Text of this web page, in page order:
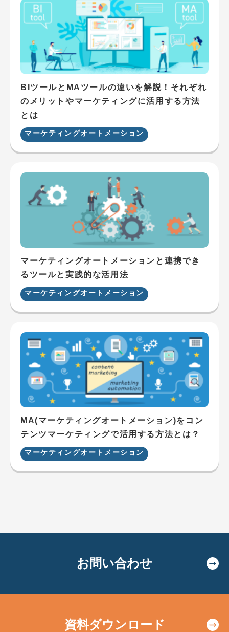
BIツールとMAツールの違いを解説！それぞれ
のメリットやマーケティングに活用する方法
とは
マーケティングオートメーション
マーケティングオートメーションと連携でき
るツールと実践的な活用法
マーケティングオートメーション
MA(マーケティングオートメーション)をコン
テンツマーケティングで活用する方法とは？
マーケティングオートメーション
お問い合わせ
資料ダウンロード